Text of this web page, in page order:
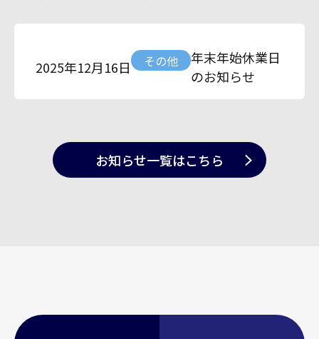
2025年12月16日 その他
年末年始休業日
のお知らせ
お知らせ一覧はこちら